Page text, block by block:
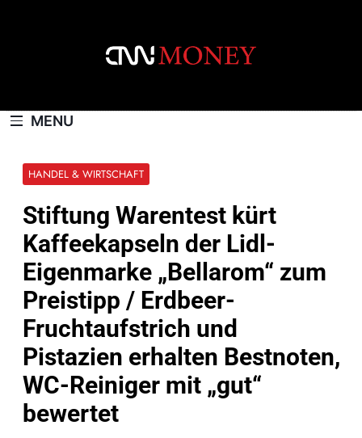
MENU
HANDEL & WIRTSCHAFT
Stiftung Warentest kürt
Kaffeekapseln der Lidl-
Eigenmarke „Bellarom“ zum
Preistipp / Erdbeer-
Fruchtaufstrich und
Pistazien erhalten Bestnoten,
WC-Reiniger mit „gut“
bewertet